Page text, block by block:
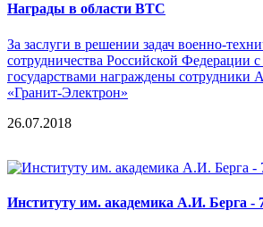
Награды в области ВТС
За заслуги в решении задач военно-
сотрудничества Российской Федерации
государствами награждены сотрудники
«Гранит-Электрон»
26.07.2018
Институту им. академика А.И. Берга -